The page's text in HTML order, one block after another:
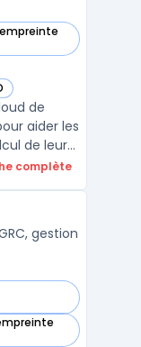
de
aider les
de leur
aux
suivre les
complète
gestion